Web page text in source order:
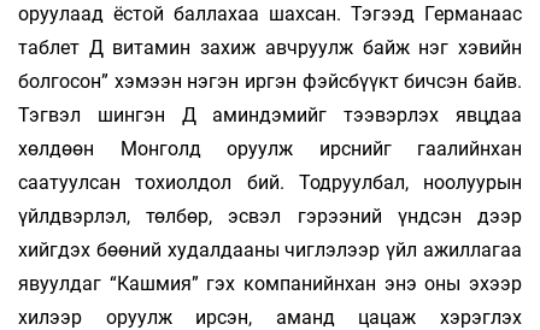
оруулаад ёстой баллахаа шахсан. Тэгээд Германаас
таблет Д витамин захиж авчруулж байж нэг хэвийн
болгосон” хэмээн нэгэн иргэн фэйсбүүкт бичсэн байв.
Тэгвэл шингэн Д аминдэмийг тээвэрлэх явцдаа
хөлдөөн Монголд оруулж ирснийг гаалийнхан
саатуулсан тохиолдол бий. Тодруулбал, ноолуурын
үйлдвэрлэл, төлбөр, эсвэл гэрээний үндсэн дээр
хийгдэх бөөний худалдааны чиглэлээр үйл ажиллагаа
явуулдаг “Кашмия” гэх компанийнхан энэ оны эхээр
хилээр оруулж ирсэн, аманд цацаж хэрэглэх